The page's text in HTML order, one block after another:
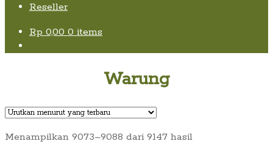
Reseller
Rp 0,00 0 items
Warung
Menampilkan 9073–9088 dari 9147 hasilDiurutkan